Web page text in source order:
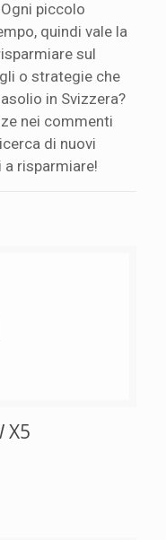
. Ogni piccolo
quindi vale la
sul
o strategie che
in Svizzera?
nei commenti
di nuovi
risparmiare!
X5